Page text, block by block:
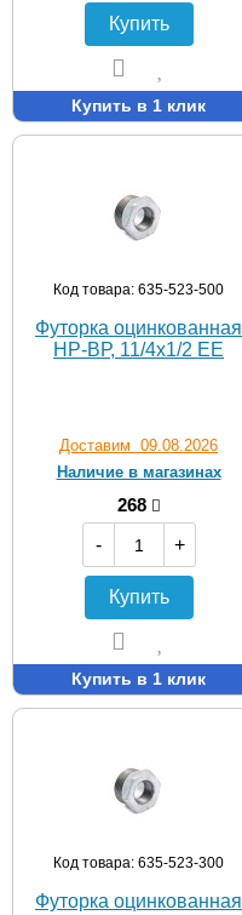
Купить
Купить в 1 клик
Код товара: 635-523-500
Футорка оцинкованная
НР-ВР, 11/4х1/2 EE
Доставим 09.08.2026
Наличие в магазинах
268
-
+
Купить
Купить в 1 клик
Код товара: 635-523-300
Футорка оцинкованная